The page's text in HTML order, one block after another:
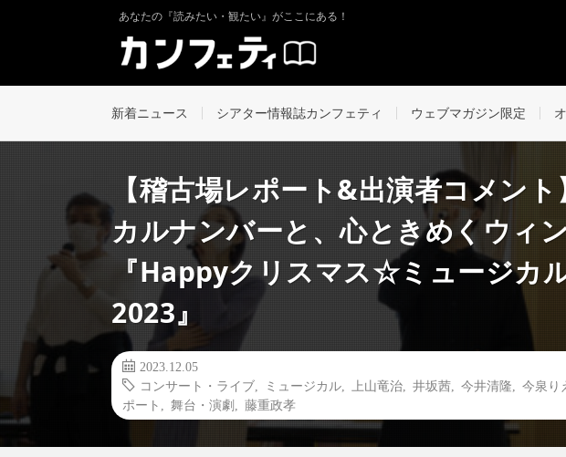
あなたの『読みたい・観たい』がここにある！
新着ニュース シアター情報誌カンフェティ ウェブマガジン限定
【稽古場レポート&出演者コメン
カルナンバーと、心ときめくウィ
『Happyクリスマス☆ミュージカ
2023』
2023.12.05
コンサート・ライブ
ミュージカル 上山竜治 井坂茜 今井清隆 今泉り
ポート
舞台・演劇 藤重政孝